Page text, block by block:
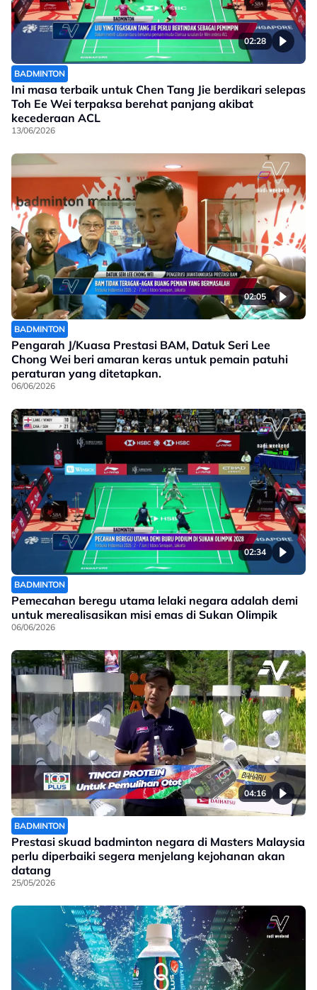
02:28
BADMINTON
Ini masa terbaik untuk Chen Tang Jie berdikari selepas
Toh Ee Wei terpaksa berehat panjang akibat
kecederaan ACL
13/06/2026
02:05
BADMINTON
Pengarah J/Kuasa Prestasi BAM, Datuk Seri Lee
Chong Wei beri amaran keras untuk pemain patuhi
peraturan yang ditetapkan.
06/06/2026
02:34
BADMINTON
Pemecahan beregu utama lelaki negara adalah demi
untuk merealisasikan misi emas di Sukan Olimpik
06/06/2026
04:16
BADMINTON
Prestasi skuad badminton negara di Masters Malaysia
perlu diperbaiki segera menjelang kejohanan akan
datang
25/05/2026